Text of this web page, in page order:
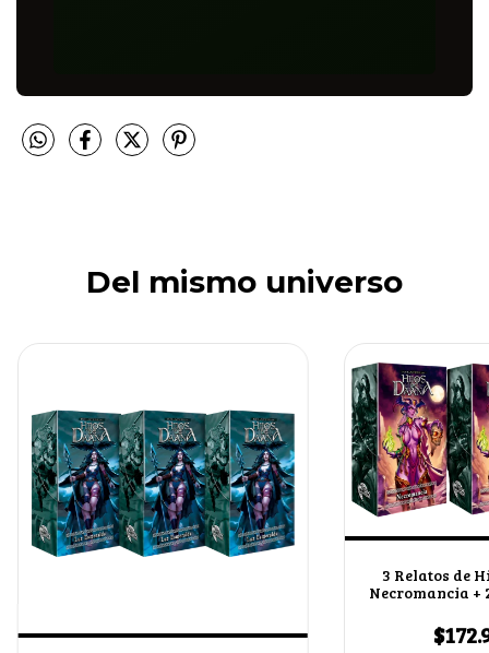
Del mismo universo
3 Relatos de
Necromancia +